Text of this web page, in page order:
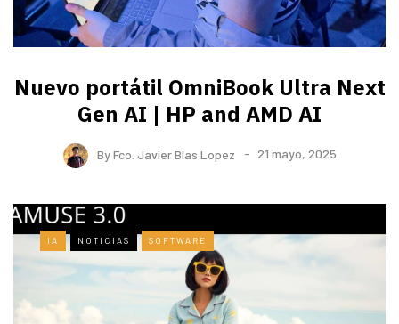
Nuevo portátil OmniBook Ultra ​Next
Gen AI | HP and AMD AI
ByFco. Javier Blas Lopez 21 mayo, 2025
IA NOTICIAS SOFTWARE